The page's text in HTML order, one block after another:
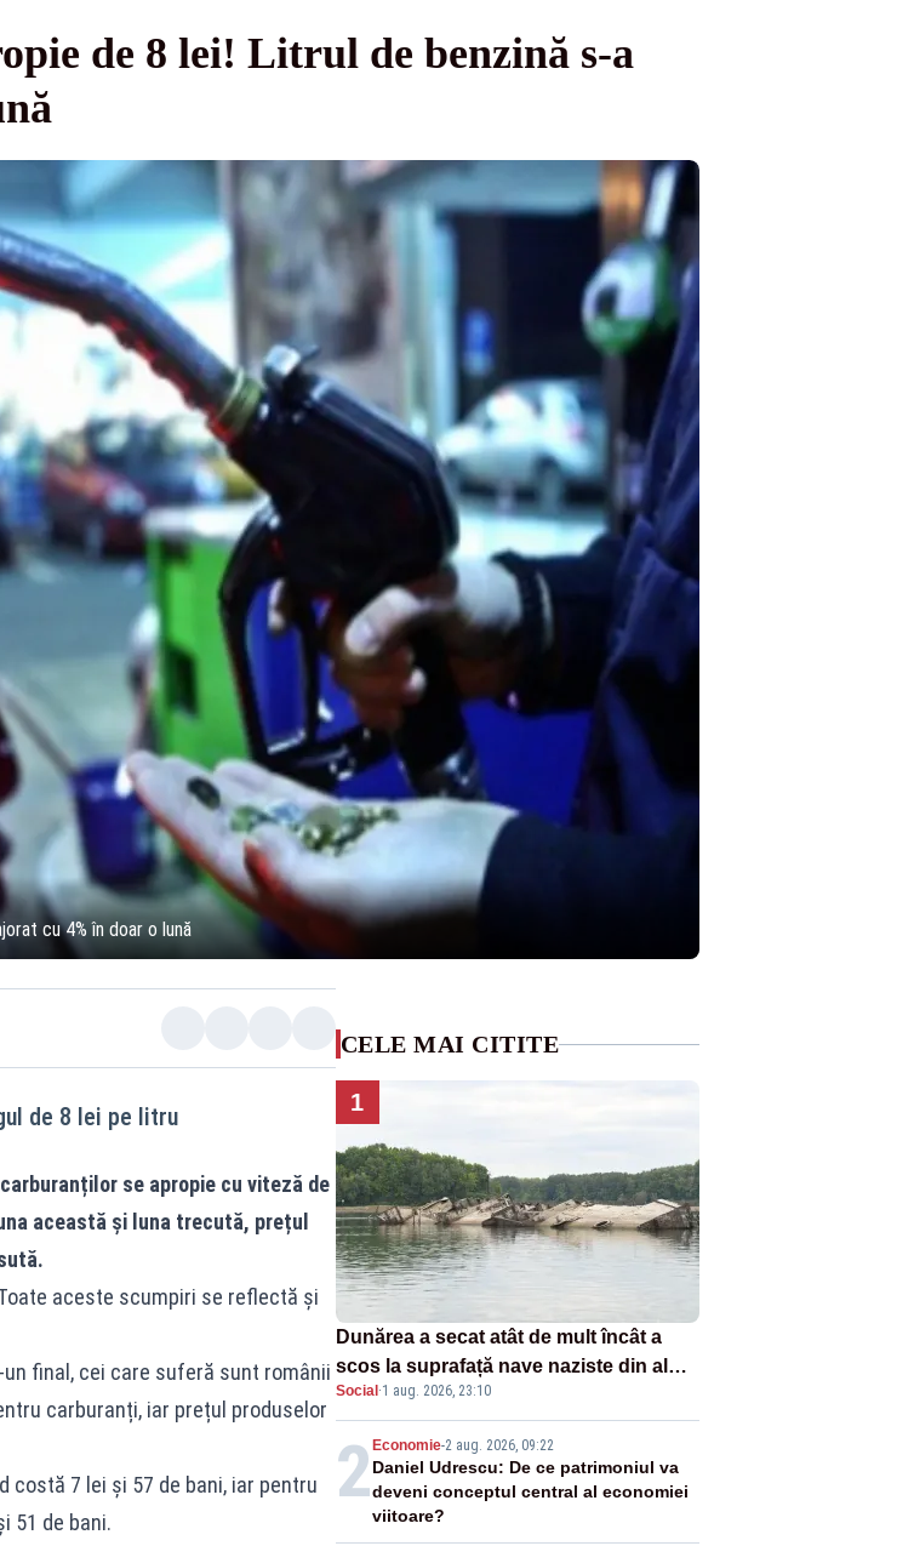
de 8 lei! Litrul de benzină s-a
cu 4% în doar o lună
de 8 lei pe litru
se apropie cu viteză de
această și luna trecută, prețul
aceste scumpiri se reflectă și
final, cei care suferă sunt românii
carburanți, iar prețul produselor
costă 7 lei și 57 de bani, iar pentru
51 de bani.
CELE MAI CITITE
1
Dunărea a secat atât de mult încât a
scos la suprafață nave naziste din al
doilea război mondial
Social ·1 aug. 2026, 23:10
2 Economie-2 aug. 2026, 09:22
Daniel Udrescu: De ce patrimoniul va
deveni conceptul central al economiei
viitoare?